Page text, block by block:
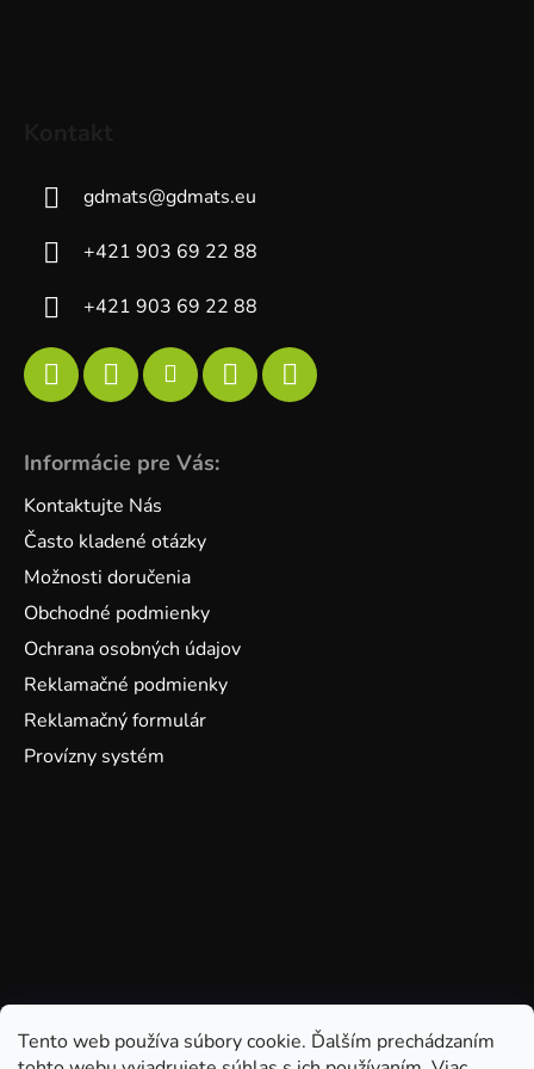
Tento web používa súbory cookie. Ďalším prechádzaním
gdmats@gdmats.eu
+421 903 69 22 88
+421 903 69 22 88
Informácie pre Vás:
Kontaktujte Nás
Často kladené otázky
Možnosti doručenia
Obchodné podmienky
Ochrana osobných údajov
Reklamačné podmienky
Reklamačný formulár
Provízny systém